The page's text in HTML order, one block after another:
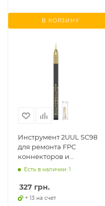
В КОРЗИНУ
Инструмент 2UUL SC98
для ремонта FPC
коннекторов и
реболлинга
Есть в наличии: 1
327 грн.
+ 13 на счет